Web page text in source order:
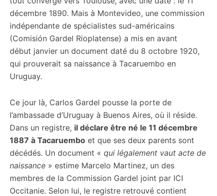
décembre 1890. Mais à Montevideo, une commission
indépendante de spécialistes sud-américains
(Comisión Gardel Rioplatense) a mis en avant
début janvier un document daté du 8 octobre 1920,
qui prouverait sa naissance à Tacaruembo en
Uruguay.
Ce jour là, Carlos Gardel pousse la porte de
l’ambassade d’Uruguay à Buenos Aires, où il réside.
Dans un registre, il déclare être né le 11 décembre
1887 à Tacaruembo et que ses deux parents sont
décédés. Un document « qui légalement vaut acte de
naissance » estime Marcelo Martinez, un des
membres de la Commission Gardel joint par ICI
Occitanie. Selon lui, le registre retrouvé contient